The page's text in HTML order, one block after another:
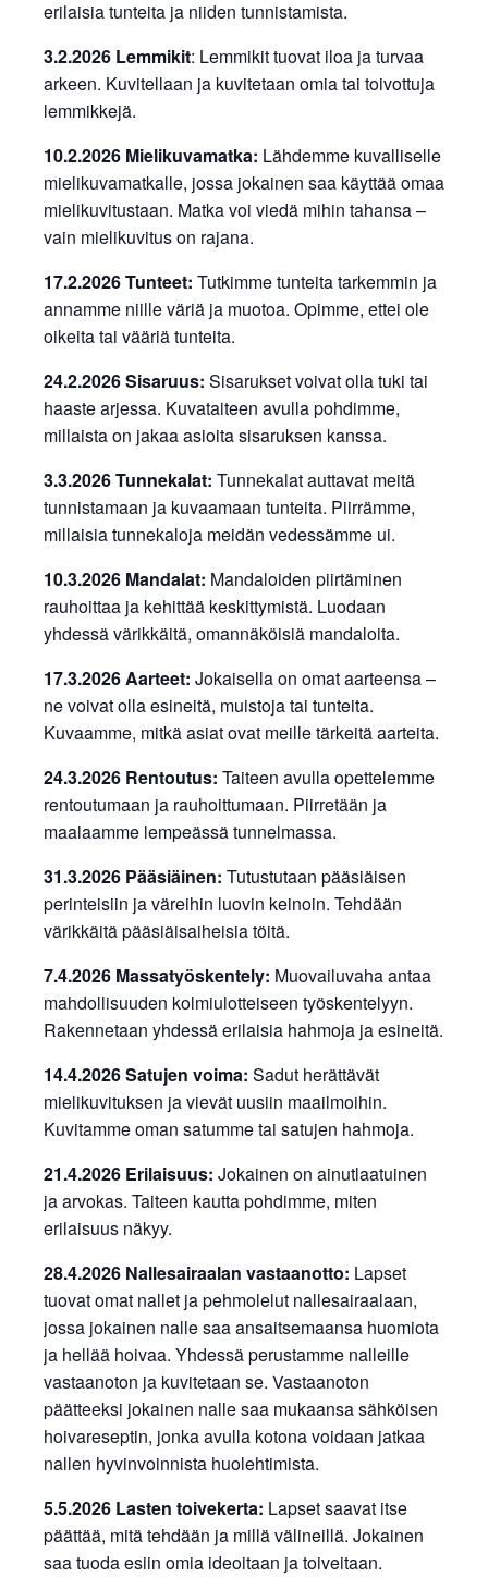
erilaisia tunteita ja niiden tunnistamista.
3.2.2026 Lemmikit: Lemmikit tuovat iloa ja turvaa
arkeen. Kuvitellaan ja kuvitetaan omia tai toivottuja
lemmikkejä.
10.2.2026 Mielikuvamatka: Lähdemme kuvalliselle
mielikuvamatkalle, jossa jokainen saa käyttää omaa
mielikuvitustaan. Matka voi viedä mihin tahansa –
vain mielikuvitus on rajana.
17.2.2026 Tunteet: Tutkimme tunteita tarkemmin ja
annamme niille väriä ja muotoa. Opimme, ettei ole
oikeita tai vääriä tunteita.
24.2.2026 Sisaruus: Sisarukset voivat olla tuki tai
haaste arjessa. Kuvataiteen avulla pohdimme,
millaista on jakaa asioita sisaruksen kanssa.
3.3.2026 Tunnekalat: Tunnekalat auttavat meitä
tunnistamaan ja kuvaamaan tunteita. Piirrämme,
millaisia tunnekaloja meidän vedessämme ui.
10.3.2026 Mandalat: Mandaloiden piirtäminen
rauhoittaa ja kehittää keskittymistä. Luodaan
yhdessä värikkäitä, omannäköisiä mandaloita.
17.3.2026 Aarteet: Jokaisella on omat aarteensa –
ne voivat olla esineitä, muistoja tai tunteita.
Kuvaamme, mitkä asiat ovat meille tärkeitä aarteita.
24.3.2026 Rentoutus: Taiteen avulla opettelemme
rentoutumaan ja rauhoittumaan. Piirretään ja
maalaamme lempeässä tunnelmassa.
31.3.2026 Pääsiäinen: Tutustutaan pääsiäisen
perinteisiin ja väreihin luovin keinoin. Tehdään
värikkäitä pääsiäisaiheisia töitä.
7.4.2026 Massatyöskentely: Muovailuvaha antaa
mahdollisuuden kolmiulotteiseen työskentelyyn.
Rakennetaan yhdessä erilaisia hahmoja ja esineitä.
14.4.2026 Satujen voima: Sadut herättävät
mielikuvituksen ja vievät uusiin maailmoihin.
Kuvitamme oman satumme tai satujen hahmoja.
21.4.2026 Erilaisuus: Jokainen on ainutlaatuinen
ja arvokas. Taiteen kautta pohdimme, miten
erilaisuus näkyy.
28.4.2026 Nallesairaalan vastaanotto: Lapset
tuovat omat nallet ja pehmolelut nallesairaalaan,
jossa jokainen nalle saa ansaitsemaansa huomiota
ja hellää hoivaa. Yhdessä perustamme nalleille
vastaanoton ja kuvitetaan se. Vastaanoton
päätteeksi jokainen nalle saa mukaansa sähköisen
hoivareseptin, jonka avulla kotona voidaan jatkaa
nallen hyvinvoinnista huolehtimista.
5.5.2026 Lasten toivekerta: Lapset saavat itse
päättää, mitä tehdään ja millä välineillä. Jokainen
saa tuoda esiin omia ideoitaan ja toiveitaan.